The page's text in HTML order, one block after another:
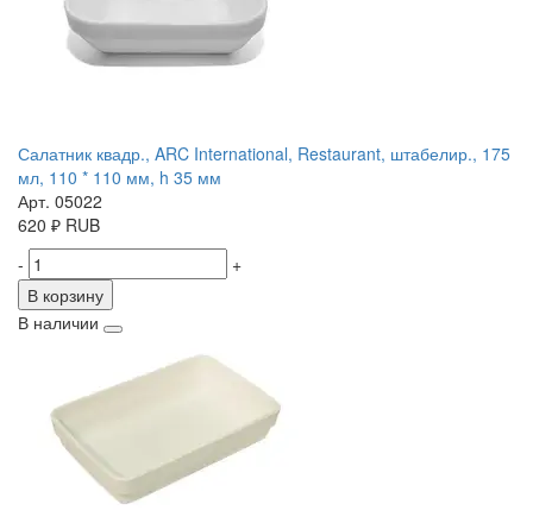
Салатник квадр., ARC International, Restaurant, штабелир., 175
мл, 110 * 110 мм, h 35 мм
Арт. 05022
620 ₽ RUB
-
+
В корзину
В наличии